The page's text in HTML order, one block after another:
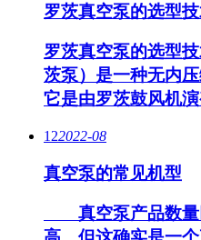
罗茨真空泵的选型
罗茨真空泵的选型
茨泵）是一种无内
它是由罗茨鼓风机
122022-08
真空泵的常见机型
真空泵产品数量